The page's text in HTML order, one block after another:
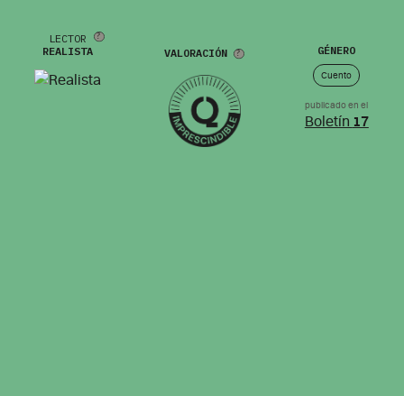
LECTOR
REALISTA
VALORACIÓN GÉNERO
Cuento
publicado en el
Boletín 17